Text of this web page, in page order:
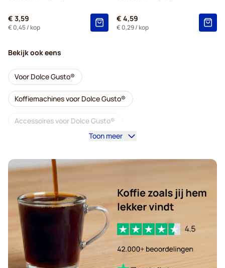
€ 3,59
€ 0,45/ kop
€ 4,59
€ 0,29/ kop
Bekijk ook eens
Voor Dolce Gusto®
Koffiemachines voor Dolce Gusto®
Accessoires voor Dolce Gusto®
Ontkalken en onderhoud voor Dolce Gusto
Segafredo - Koffiecapsules voor Dolce Gusto
Caffè Borbone voor Dolce Gusto
Dolce Vita - Capsules voor Dolce Gusto
Capsules voor Dolce Gusto®
Toon meer